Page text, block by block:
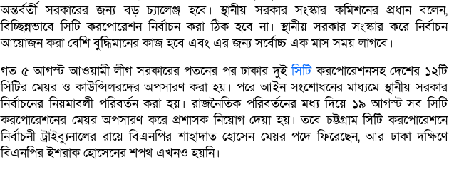
অন্তর্বর্তী সরকারের জন্য বড় চ্যালেঞ্জ হবে। স্থানীয় সরকার সংস্কার কমিশনের প্রধান বলেন,
বিচ্ছিন্নভাবে সিটি করপোরেশন নির্বাচন করা ঠিক হবে না। স্থানীয় সরকার সংস্কার করে নির্বাচন
আয়োজন করা বেশি বুদ্ধিমানের কাজ হবে এবং এর জন্য সর্বোচ্চ এক মাস সময় লাগবে।
গত ৫ আগস্ট আওয়ামী লীগ সরকারের পতনের পর ঢাকার দুইসিটিকরপোরেশনসহ দেশের ১২টি
সিটির মেয়র ও কাউন্সিলরদের অপসারণ করা হয়। পরে আইন সংশোধনের মাধ্যমে স্থানীয় সরকার
নির্বাচনের নিয়মাবলী পরিবর্তন করা হয়। রাজনৈতিক পরিবর্তনের মধ্য দিয়ে ১৯ আগস্ট সব সিটি
করপোরেশনের মেয়র অপসারণ করে প্রশাসক নিয়োগ দেয়া হয়। তবে চট্টগ্রাম সিটি করপোরেশনে
নির্বাচনী ট্রাইব্যুনালের রায়ে বিএনপির শাহাদাত হোসেন মেয়র পদে ফিরেছেন, আর ঢাকা দক্ষিণে
বিএনপির ইশরাক হোসেনের শপথ এখনও হয়নি।